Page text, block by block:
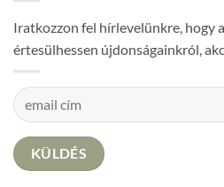
Iratkozzon fel hírlevelünkre, hogy
értesülhessen újdonságainkról,